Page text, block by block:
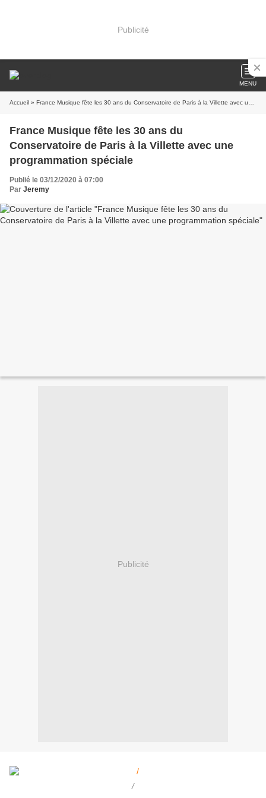
Publicité
MENU
Accueil » France Musique fête les 30 ans du Conservatoire de Paris à la Villette avec une programmation spéciale
France Musique fête les 30 ans du
Conservatoire de Paris à la Villette avec une
programmation spéciale
Publié le 03/12/2020 à 07:00
Par Jeremy
Publicité
/